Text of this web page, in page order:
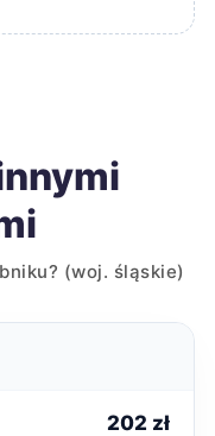
(woj. śląskie)
202 zł